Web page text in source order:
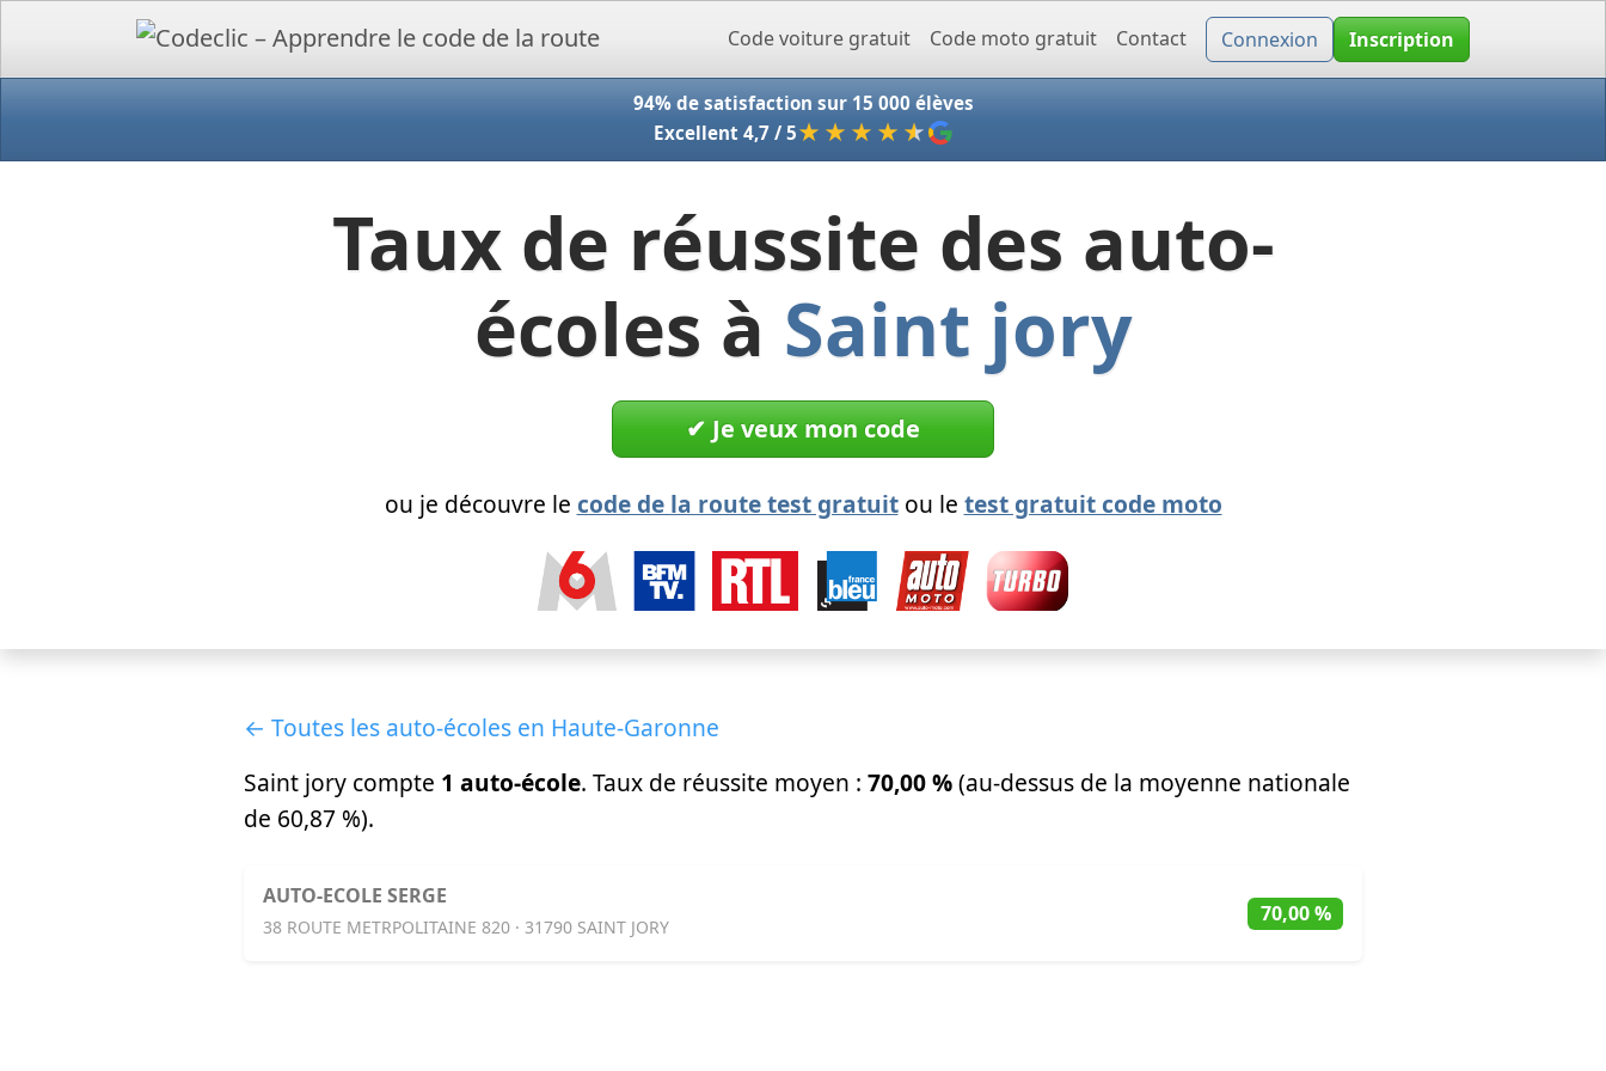
Accueil - CodeclicCode voiture gratuit Code moto gratuit Contact Connexion Inscription
94% de satisfaction sur 15 000 élèves
Excellent 4,7 / 5★★★★ ★
Taux de réussite des auto-
écoles à Saint jory
✔︎ Je veux mon code
ou je découvre le code de la route test gratuitou le test gratuit code moto
← Toutes les auto-écoles en Haute-Garonne
Saint jory compte 1 auto-école. Taux de réussite moyen : 70,00 %(au-dessus de la moyenne nationale
de 60,87 %).
AUTO-ECOLE SERGE
38 ROUTE METRPOLITAINE 820 · 31790 SAINT JORY
70,00 %